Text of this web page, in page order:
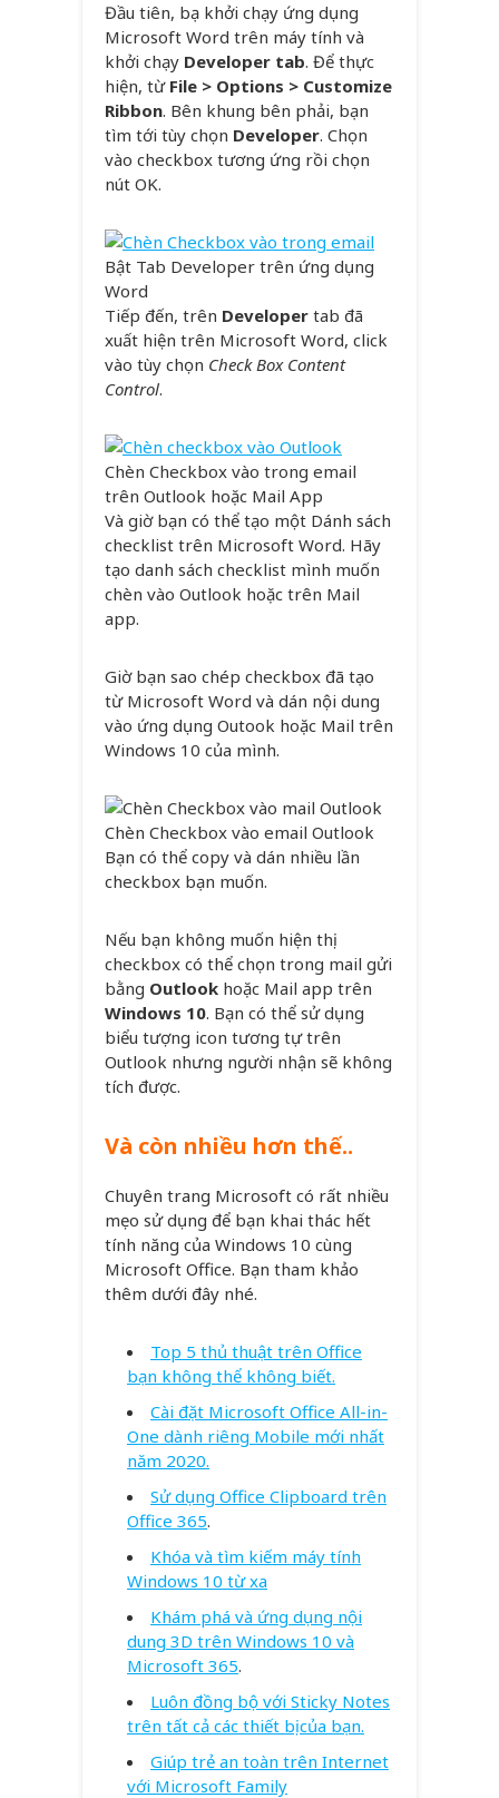
Đầu tiên, bạ khởi chạy ứng dụng
Microsoft Word trên máy tính và
khởi chạy Developer tab. Để thực
hiện, từ File > Options > Customize
Ribbon. Bên khung bên phải, bạn
tìm tới tùy chọn Developer. Chọn
vào checkbox tương ứng rồi chọn
nút OK.
Bật Tab Developer trên ứng dụng
Word
Tiếp đến, trên Developer tab đã
xuất hiện trên Microsoft Word, click
vào tùy chọn Check Box Content
Control.
Chèn Checkbox vào trong email
trên Outlook hoặc Mail App
Và giờ bạn có thể tạo một Dánh sách
checklist trên Microsoft Word. Hãy
tạo danh sách checklist mình muốn
chèn vào Outlook hoặc trên Mail
app.
Giờ bạn sao chép checkbox đã tạo
từ Microsoft Word và dán nội dung
vào ứng dụng Outook hoặc Mail trên
Windows 10 của mình.
Chèn Checkbox vào email Outlook
Bạn có thể copy và dán nhiều lần
checkbox bạn muốn.
Nếu bạn không muốn hiện thị
checkbox có thể chọn trong mail gửi
bằng Outlook hoặc Mail app trên
Windows 10. Bạn có thể sử dụng
biểu tượng icon tương tự trên
Outlook nhưng người nhận sẽ không
tích được.
Và còn nhiều hơn thế..
Chuyên trang Microsoft có rất nhiều
mẹo sử dụng để bạn khai thác hết
tính năng của Windows 10 cùng
Microsoft Office. Bạn tham khảo
thêm dưới đây nhé.
Top 5 thủ thuật trên Office
bạn không thể không biết.
Cài đặt Microsoft Office All-in-
One dành riêng Mobile mới nhất
năm 2020.
Sử dụng Office Clipboard trên
Office 365.
Khóa và tìm kiếm máy tính
Windows 10 từ xa
Khám phá và ứng dụng nội
dung 3D trên Windows 10 và
Microsoft 365.
Luôn đồng bộ với Sticky Notes
trên tất cả các thiết bị của bạn.
Giúp trẻ an toàn trên Internet
với Microsoft Family